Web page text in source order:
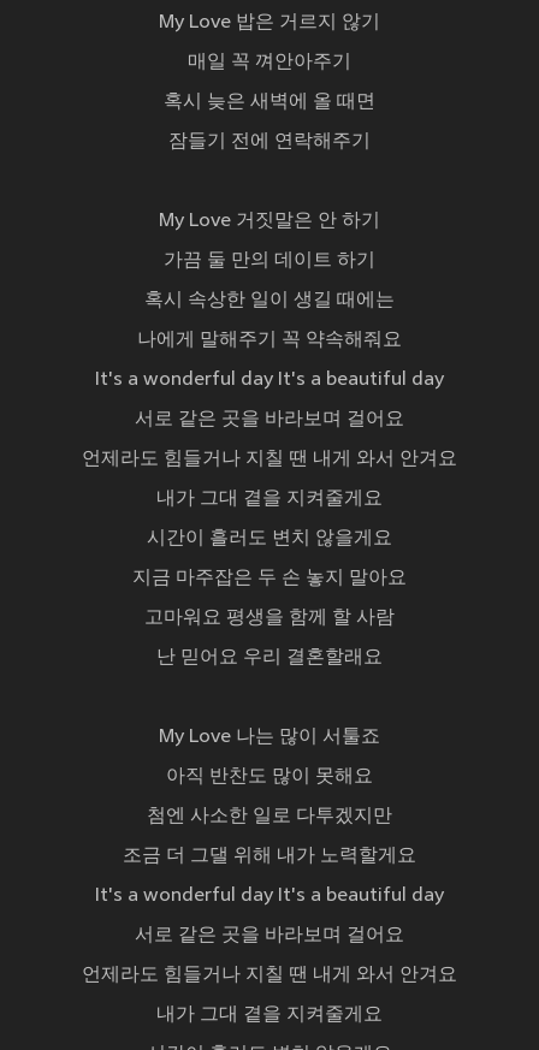
My Love 밥은 거르지 않기
매일 꼭 껴안아주기
혹시 늦은 새벽에 올 때면
잠들기 전에 연락해주기
My Love 거짓말은 안 하기
가끔 둘 만의 데이트 하기
혹시 속상한 일이 생길 때에는
나에게 말해주기 꼭 약속해줘요
It's a wonderful day It's a beautiful day
서로 같은 곳을 바라보며 걸어요
언제라도 힘들거나 지칠 땐 내게 와서 안겨요
내가 그대 곁을 지켜줄게요
시간이 흘러도 변치 않을게요
지금 마주잡은 두 손 놓지 말아요
고마워요 평생을 함께 할 사람
난 믿어요 우리 결혼할래요
My Love 나는 많이 서툴죠
아직 반찬도 많이 못해요
첨엔 사소한 일로 다투겠지만
조금 더 그댈 위해 내가 노력할게요
It's a wonderful day It's a beautiful day
서로 같은 곳을 바라보며 걸어요
언제라도 힘들거나 지칠 땐 내게 와서 안겨요
내가 그대 곁을 지켜줄게요